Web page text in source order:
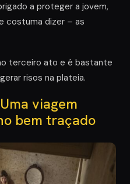
a proteger a jovem,
costuma dizer – as
terceiro ato e é bastante
risos na plateia.
viagem
bem traçado